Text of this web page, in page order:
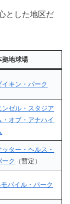
とした地区だ
拠地球場
イキン・パーク
ンゼル・スタジア
・オブ・アナハイ
ッター・ヘルス・
ーク
（暫定）
モバイル・パーク